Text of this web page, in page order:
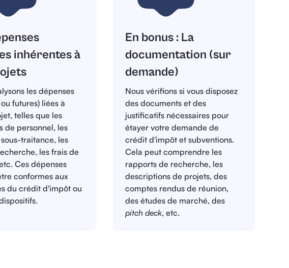
inhérentes à
les dépenses
futures) liées à
telles que les
de personnel, les
traitance, les
les frais de
Ces dépenses
conformes aux
du crédit d'impôt ou
En bonus : La
documentation (sur
demande)
Nous vérifions si vous disposez
des documents et des
justificatifs nécessaires pour
étayer votre demande de
crédit d'impôt et subventions.
Cela peut comprendre les
rapports de recherche, les
descriptions de projets, des
comptes rendus de réunion,
des études de marché, des
pitch deck, etc.